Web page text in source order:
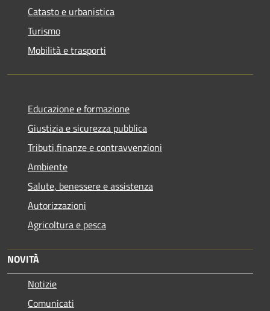
Catasto e urbanistica
Turismo
Mobilità e trasporti
Educazione e formazione
Giustizia e sicurezza pubblica
Tributi,finanze e contravvenzioni
Ambiente
Salute, benessere e assistenza
Autorizzazioni
Agricoltura e pesca
NOVITÀ
Notizie
Comunicati